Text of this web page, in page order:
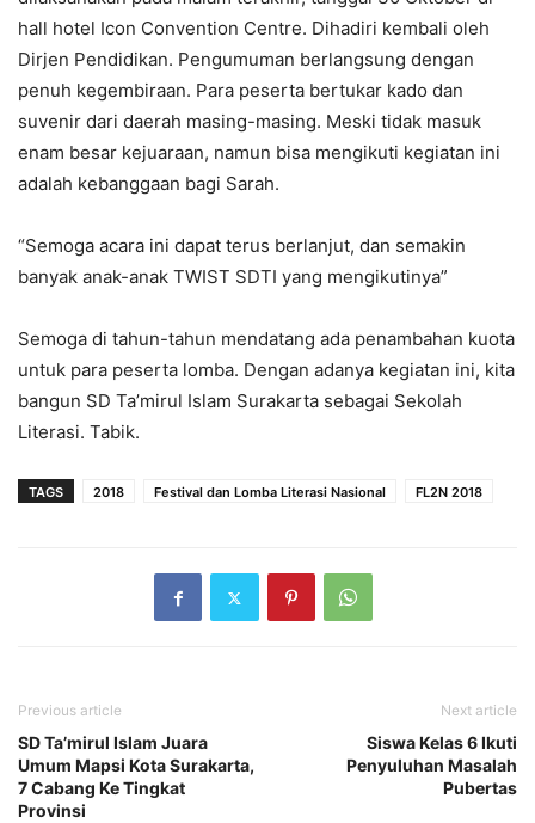
hall hotel Icon Convention Centre. Dihadiri kembali oleh
Dirjen Pendidikan. Pengumuman berlangsung dengan
penuh kegembiraan. Para peserta bertukar kado dan
suvenir dari daerah masing-masing. Meski tidak masuk
enam besar kejuaraan, namun bisa mengikuti kegiatan ini
adalah kebanggaan bagi Sarah.
“Semoga acara ini dapat terus berlanjut, dan semakin
banyak anak-anak TWIST SDTI yang mengikutinya”
Semoga di tahun-tahun mendatang ada penambahan kuota
untuk para peserta lomba. Dengan adanya kegiatan ini, kita
bangun SD Ta’mirul Islam Surakarta sebagai Sekolah
Literasi. Tabik.
TAGS 2018 Festival dan Lomba Literasi Nasional FL2N 2018
Previous article
SD Ta’mirul Islam Juara
Umum Mapsi Kota Surakarta,
7 Cabang Ke Tingkat
Provinsi
Next article
Siswa Kelas 6 Ikuti
Penyuluhan Masalah
Pubertas